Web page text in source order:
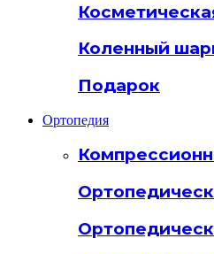
Коленный
Подарок
Ортопедия